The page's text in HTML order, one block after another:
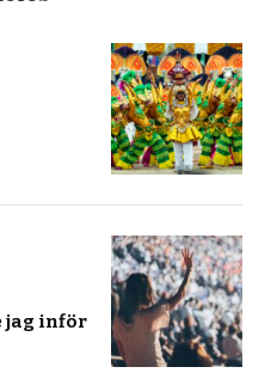
jag inför